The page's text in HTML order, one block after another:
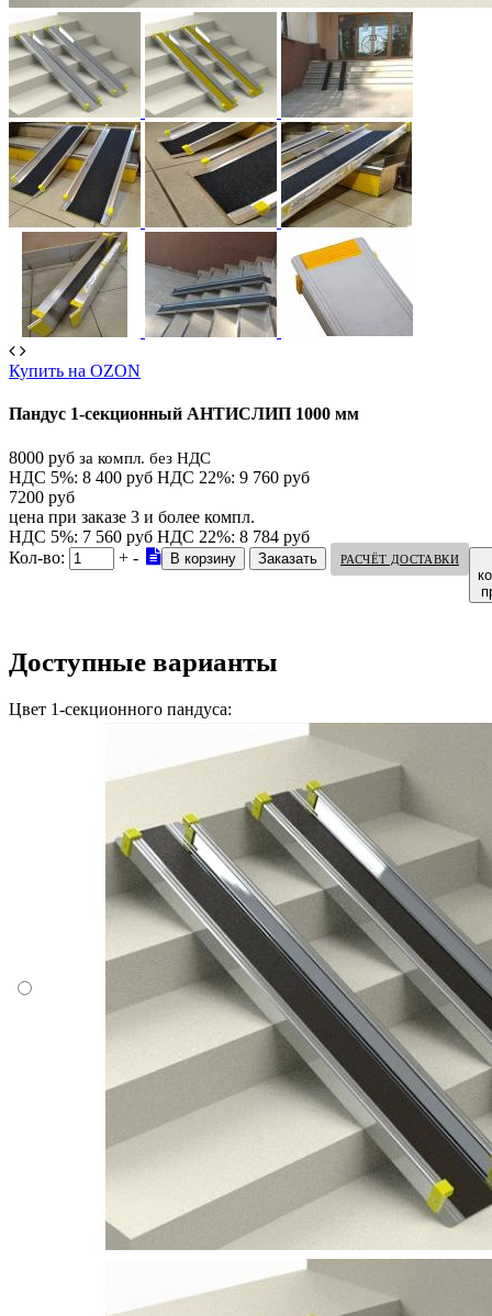
Купить на OZON
Пандус 1-секционный АНТИСЛИП 1000 мм
8000 руб за компл. без НДС
НДС 5%: 8 400 руб НДС 22%: 9 760 руб
7200 руб
цена при заказе 3 и более компл.
НДС 5%: 7 560 руб НДС 22%: 8 784 руб
Кол-во:
+ - РАСЧЁТ ДОСТАВКИ
Доступные варианты
Цвет 1-секционного пандуса: